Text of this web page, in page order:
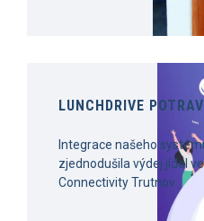
LUNCHDRIVE
Integrace našeho
zjednodušila výdej jídel
Connectivity Trutnov.